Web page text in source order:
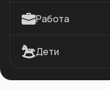
Работа
Дети